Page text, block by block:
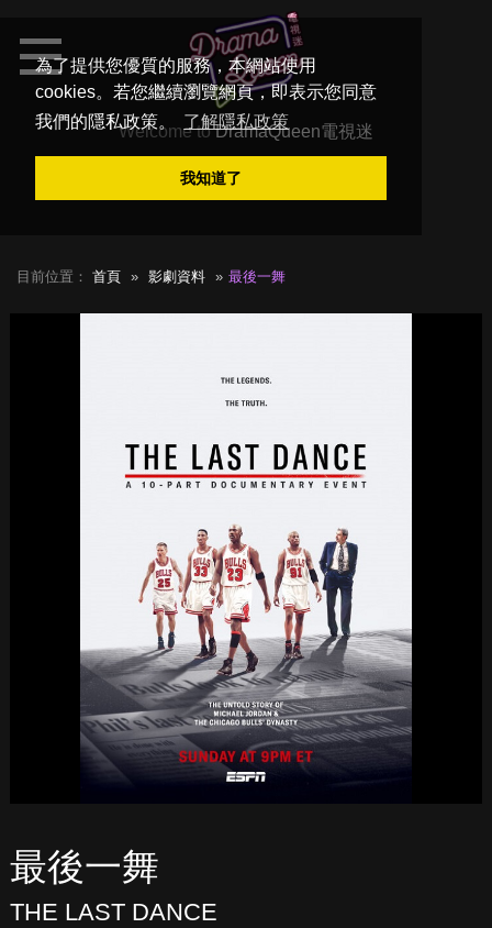
為了提供您優質的服務，本網站使用
cookies。若您繼續瀏覽網頁，即表示您同意
我們的隱私政策。
了解隱私政策
我知道了
Welcome toDramaQueen電視迷
目前位置： 首頁 影劇資料 最後一舞
最後一舞
THE LAST DANCE